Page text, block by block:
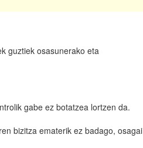
guztiek osasunerako eta
gabe ez botatzea lortzen da.
bizitza ematerik ez badago, osagai